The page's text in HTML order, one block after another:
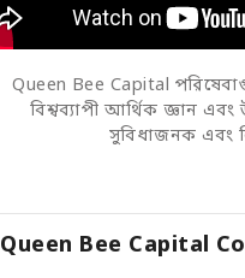
Queen Bee Capital
বিশ্বব্যাপী আর্থিক জ্ঞান এবং
সুবিধাজনক এবং
Queen Bee Capital